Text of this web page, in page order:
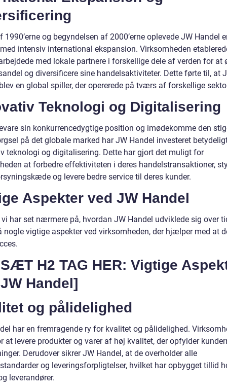
1990’erne og begyndelsen af 2000’erne oplevede JW Handel
intensiv international ekspansion. Virksomheden
med lokale partnere i forskellige dele af verden for at
og diversificere sine handelsaktiviteter. Dette førte til, at
en global spiller, der opererede på tværs af forskellige
Teknologi og Digitalisering
sin konkurrencedygtige position og imødekomme den
på det globale marked har JW Handel investeret
teknologi og digitalisering. Dette har gjort det muligt for
at forbedre effektiviteten i deres handelstransaktioner,
og levere bedre service til deres kunder.
Aspekter ved JW Handel
har set nærmere på, hvordan JW Handel udviklede sig over
nogle vigtige aspekter ved virksomheden, der hjælper med at
H2 TAG HER: Vigtige
Handel]
og pålidelighed
har en fremragende ry for kvalitet og pålidelighed.
at levere produkter og varer af høj kvalitet, der opfylder
Derudover sikrer JW Handel, at de overholder alle
og leveringsforpligtelser, hvilket har opbygget tillid
leverandører.